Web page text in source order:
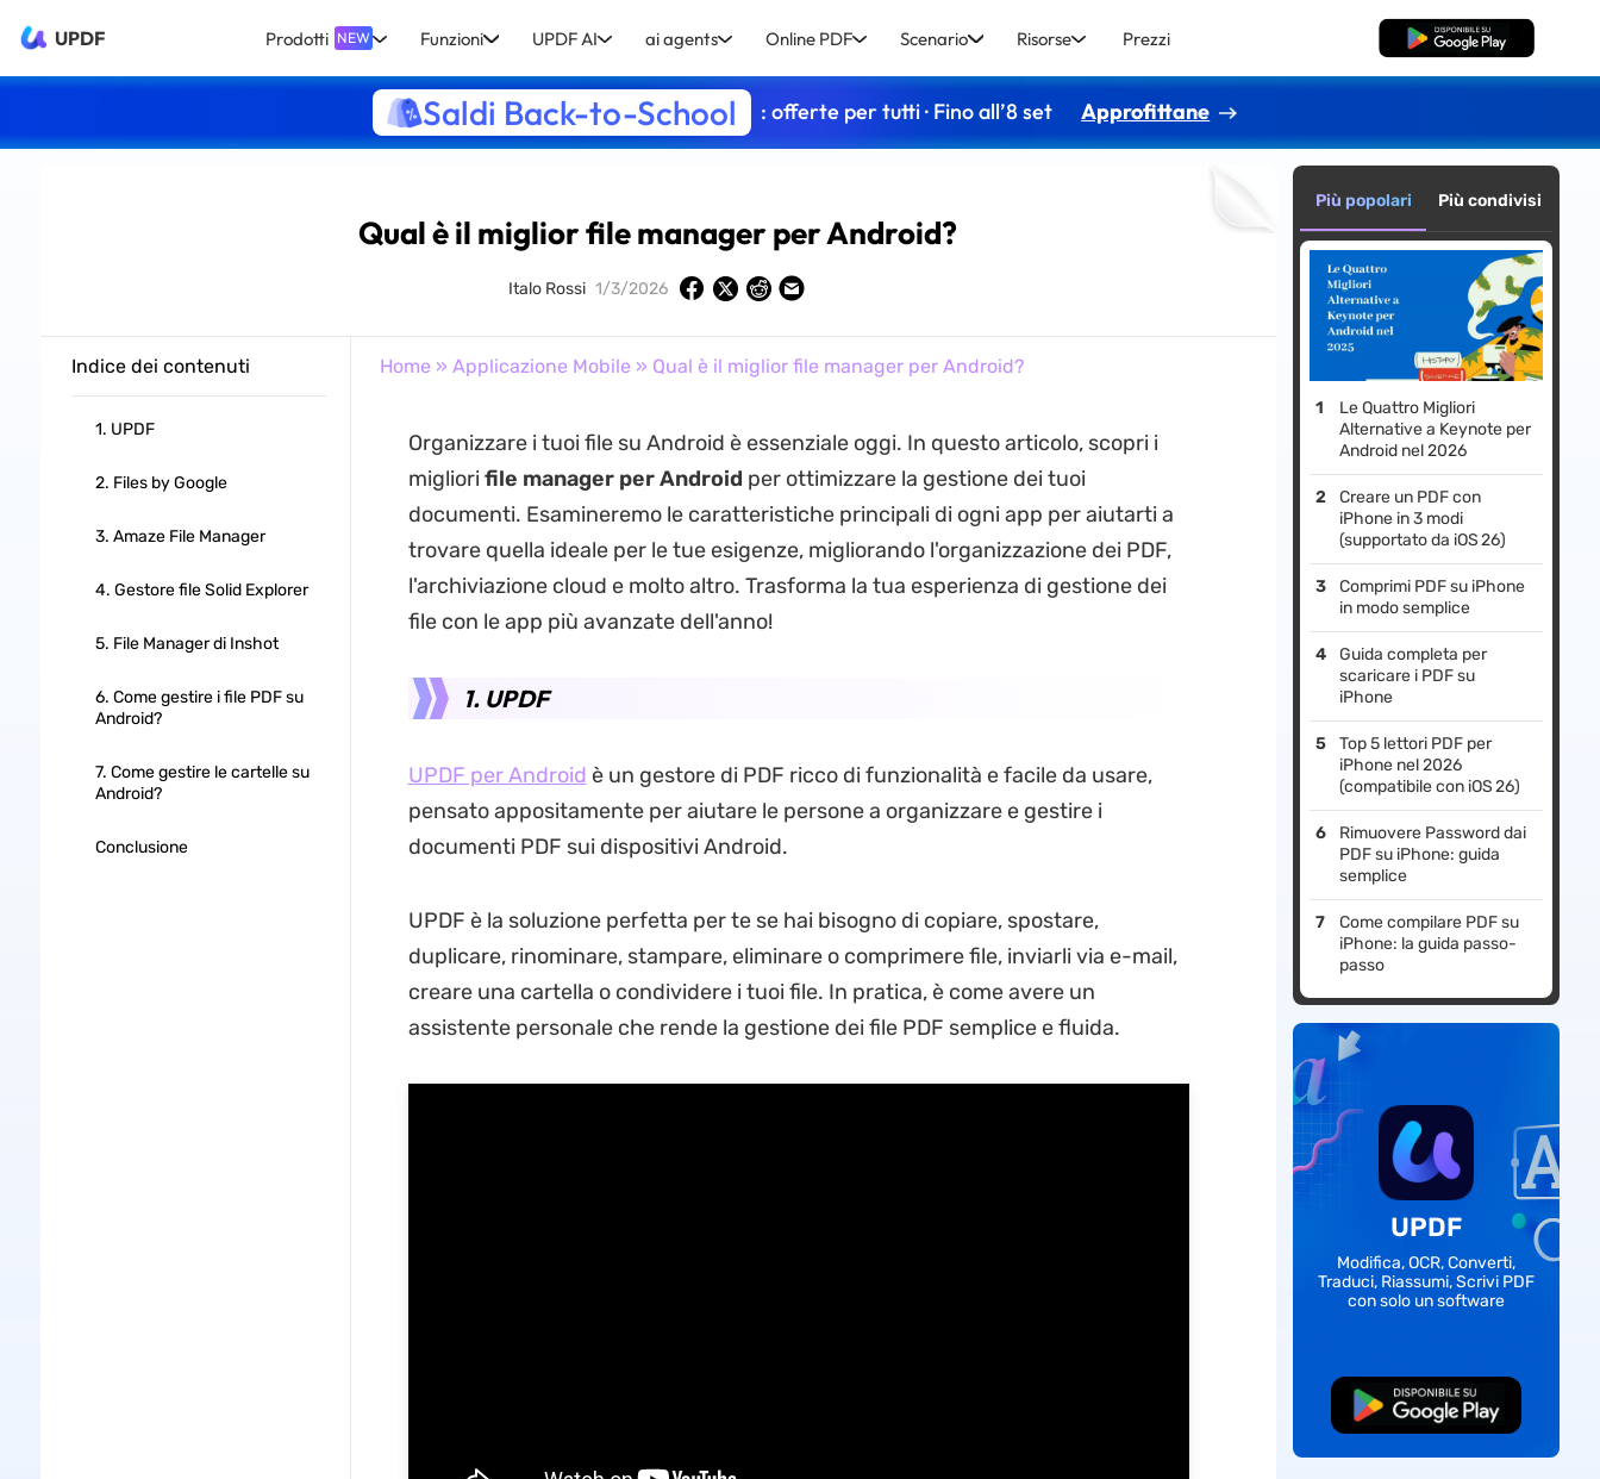
UPDF Prodotti NEW Funzioni UPDF AI ai agents Online PDF Scenario Risorse Prezzi Download Gratis
Saldi Back-to-School : offerte per tutti · Fino all’8 set Approfittane
Qual è il miglior file manager per Android?
Italo Rossi 1/3/2026
Indice dei contenuti
1. UPDF
2. Files by Google
3. Amaze File Manager
4. Gestore file Solid Explorer
5. File Manager di Inshot
6. Come gestire i file PDF su
Android?
7. Come gestire le cartelle su
Android?
Conclusione
Home » Applicazione Mobile » Qual è il miglior file manager per Android?
Organizzare i tuoi file su Android è essenziale oggi. In questo articolo, scopri i
migliorifile manager per Android per ottimizzare la gestione dei tuoi
documenti. Esamineremo le caratteristiche principali di ogni app per aiutarti a
trovare quella ideale per le tue esigenze, migliorando l'organizzazione dei PDF,
l'archiviazione cloud e molto altro. Trasforma la tua esperienza di gestione dei
file con le app più avanzate dell'anno!
1. UPDF
UPDF per Android è un gestore di PDF ricco di funzionalità e facile da usare,
pensato appositamente per aiutare le persone a organizzare e gestire i
documenti PDF sui dispositivi Android.
UPDF è la soluzione perfetta per te se hai bisogno di copiare, spostare,
duplicare, rinominare, stampare, eliminare o comprimere file, inviarli via e-mail,
creare una cartella o condividere i tuoi file. In pratica, è come avere un
assistente personale che rende la gestione dei file PDF semplice e fluida.
Più popolari Più condivisi
Le Quattro Migliori
Alternative a Keynote per
Android nel 2026
Creare un PDF con
iPhone in 3 modi
(supportato da iOS 26)
Comprimi PDF su iPhone
in modo semplice
Guida completa per
scaricare i PDF su
iPhone
Top 5 lettori PDF per
iPhone nel 2026
(compatibile con iOS 26)
Rimuovere Password dai
PDF su iPhone: guida
semplice
Come compilare PDF su
iPhone: la guida passo-
passo
UPDF
Modifica, OCR, Converti,
Traduci, Riassumi, Scrivi PDF
con solo un software
Download Gratis